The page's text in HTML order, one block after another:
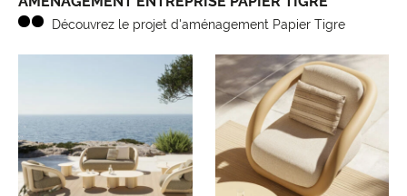
Découvrez le projet d'aménagement Papier Tigre